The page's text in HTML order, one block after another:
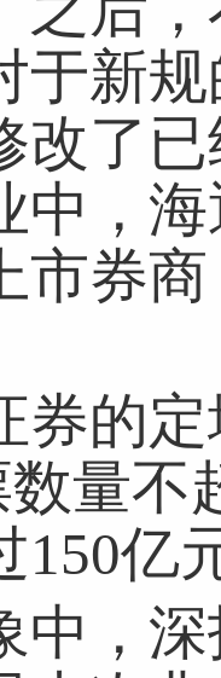
于新
改了
中，
市券
券的
量不
150亿
中，